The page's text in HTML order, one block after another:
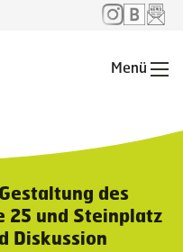
Menü
des
25 und Steinplatz
Diskussion